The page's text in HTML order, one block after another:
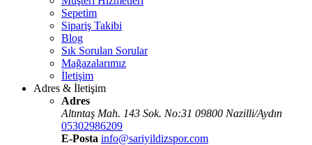
Sepetim
Sipariş Takibi
Blog
Sık Sorulan Sorular
Mağazalarımız
İletişim
Adres & İletişim
Adres
Altıntaş Mah. 143 Sok. No:31 09800 Nazilli/Aydın
05302986209
E-Posta info@sariyildizspor.com